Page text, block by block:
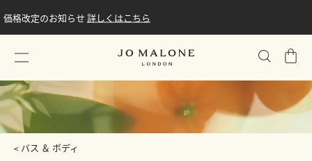
価格改定のお知らせ 詳しくはこちら
シ
ピ
バス ＆ ボディ